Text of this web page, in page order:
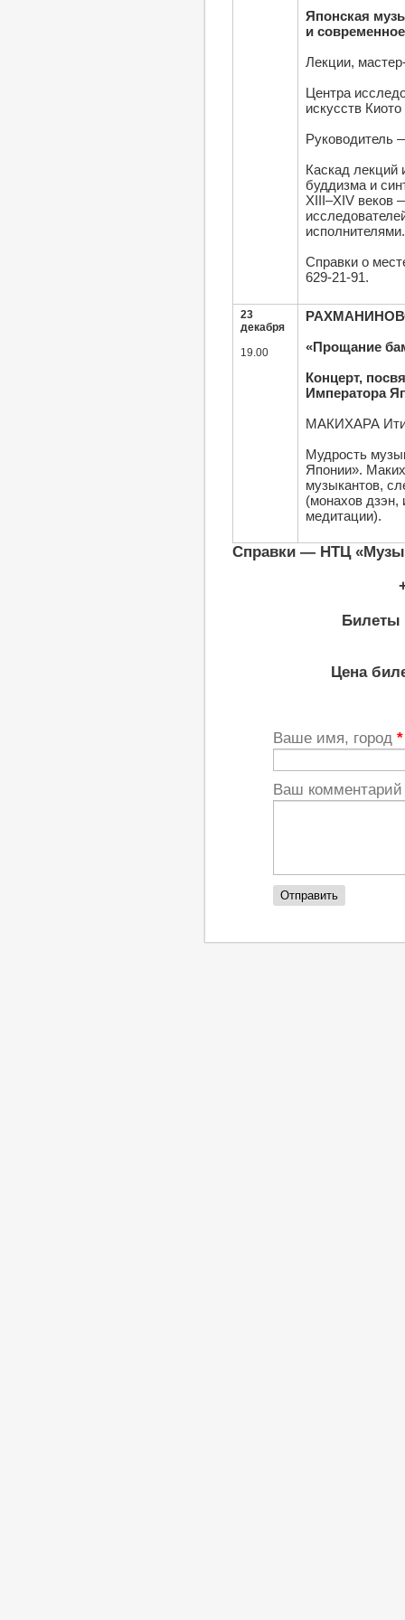
Японская
и
Лекции,
Центра
искусств Киото
Руководитель
Каскад лекций
буддизма и
XIII–XIV веков
исполнителями.
Справки о
629-21-91.
23
декабря
19.00
«Прощание
Концерт,
Императора
МАКИХАРА
Мудрость
Японии».
музыкантов,
(монахов дзэн,
медитации).
Справки — НТЦ
Билеты
Цена
Ваше имя, город *
Ваш